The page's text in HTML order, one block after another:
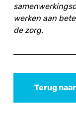
werken aan
de zorg.
Terug